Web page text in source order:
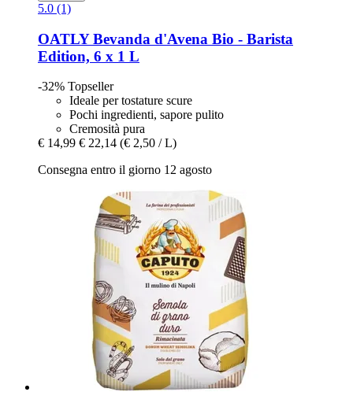
5.0 (1)
OATLYBevanda d'Avena Bio -​ Barista
Edition, 6 x 1 L
-32% Topseller
Ideale per tostature scure
Pochi ingredienti, sapore pulito
Cremosità pura
€ 14,99 € 22,14 (€ 2,50 / L)
Consegna entro il giorno 12 agosto